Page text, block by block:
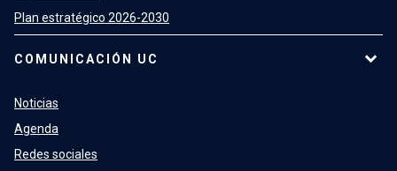
Plan estratégico 2026-2030
COMUNICACIÓN UC
Noticias
Agenda
Redes sociales